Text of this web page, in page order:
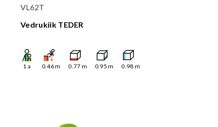
VL62T
Vedrukiik TEDER
1 a 0.46m 0.77 m 0.95 m 0.98 m